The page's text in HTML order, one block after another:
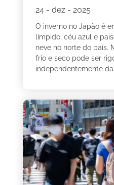
24 - dez - 2025
O inverno no Japão é
límpido, céu azul e
neve no norte do país.
frio e seco pode ser
independentemente da